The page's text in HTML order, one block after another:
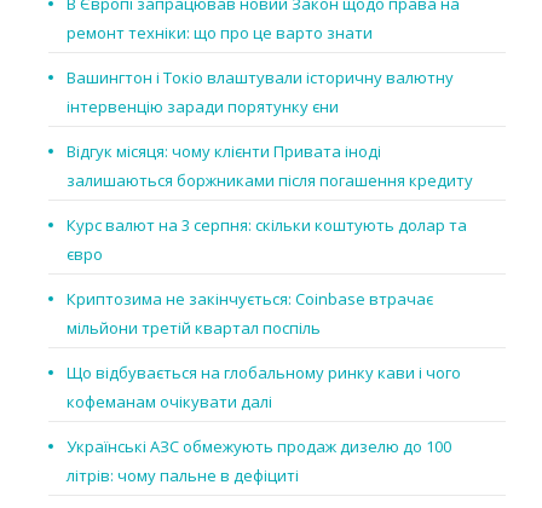
ремонт техніки: що про це варто знати
Вашингтон і Токіо влаштували історичну валютну
інтервенцію заради порятунку єни
Відгук місяця: чому клієнти Привата іноді
залишаються боржниками після погашення кредиту
Курс валют на 3 серпня: скільки коштують долар та
євро
Криптозима не закінчується: Coinbase втрачає
мільйони третій квартал поспіль
Що відбувається на глобальному ринку кави і чого
кофеманам очікувати далі
Українські АЗС обмежують продаж дизелю до 100
літрів: чому пальне в дефіциті